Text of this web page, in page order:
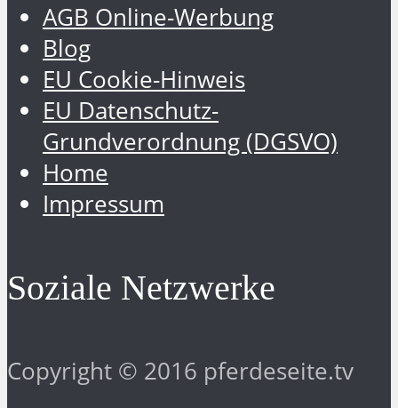
AGB Online-Werbung
Blog
EU Cookie-Hinweis
EU Datenschutz-
Grundverordnung (DGSVO)
Home
Impressum
Soziale Netzwerke
Copyright © 2016 pferdeseite.tv